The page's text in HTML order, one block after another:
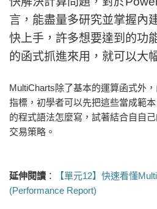
言，能盡量多研究並掌握內
快上手，許多想要達到的功
的函式抓進來用，就可以大
MultiCharts除了基本的運算函式外
指標，初學者可以先把這些當成範
的程式語法怎麼寫，試著結合自自
交易策略。
延伸閱讀 ：
【單元12】快速看懂
(Performance Report)